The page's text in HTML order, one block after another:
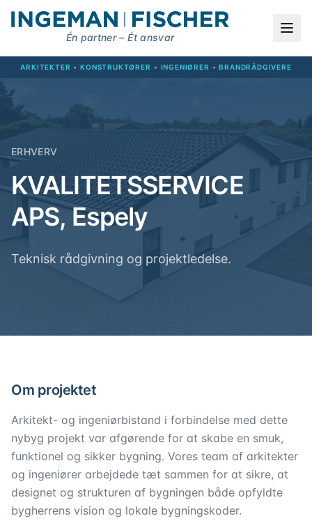
Én partner – Ét ansvar
ARKITEKTER • KONSTRUKTØRER • INGENIØRER • BRANDRÅDGIVERE
ERHVERV
KVALITETSSERVICE
APS, Espely
Teknisk rådgivning og projektledelse.
Om projektet
Arkitekt- og ingeniørbistand i forbindelse med dette
nybyg projekt var afgørende for at skabe en smuk,
funktionel og sikker bygning. Vores team af arkitekter
og ingeniører arbejdede tæt sammen for at sikre, at
designet og strukturen af bygningen både opfyldte
bygherrens vision og lokale bygningskoder.